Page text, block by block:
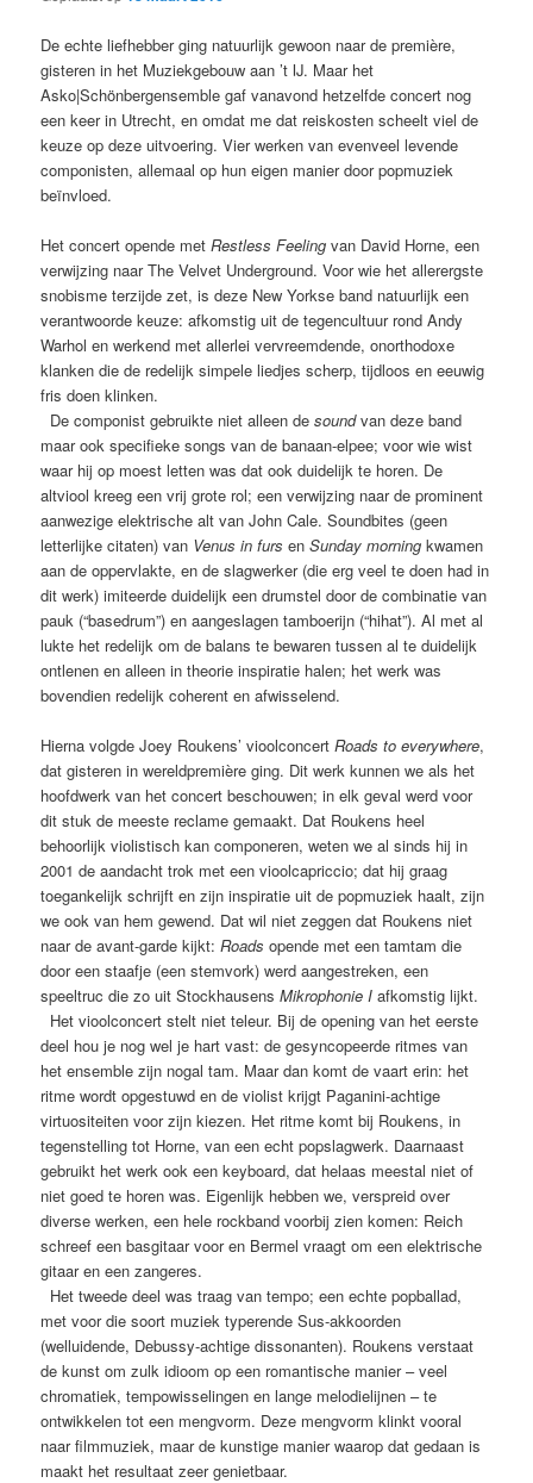
De echte liefhebber ging natuurlijk gewoon naar de première,
gisteren in het Muziekgebouw aan ’t IJ. Maar het
Asko|Schönbergensemble gaf vanavond hetzelfde concert nog
een keer in Utrecht, en omdat me dat reiskosten scheelt viel de
keuze op deze uitvoering. Vier werken van evenveel levende
componisten, allemaal op hun eigen manier door popmuziek
beïnvloed.
Het concert opende metRestless Feeling van David Horne, een
verwijzing naar The Velvet Underground. Voor wie het allerergste
snobisme terzijde zet, is deze New Yorkse band natuurlijk een
verantwoorde keuze: afkomstig uit de tegencultuur rond Andy
Warhol en werkend met allerlei vervreemdende, onorthodoxe
klanken die de redelijk simpele liedjes scherp, tijdloos en eeuwig
fris doen klinken.
De componist gebruikte niet alleen desoundvan deze band
maar ook specifieke songs van de banaan-elpee; voor wie wist
waar hij op moest letten was dat ook duidelijk te horen. De
altviool kreeg een vrij grote rol; een verwijzing naar de prominent
aanwezige elektrische alt van John Cale. Soundbites (geen
letterlijke citaten) van Venus in furs enSunday morning kwamen
aan de oppervlakte, en de slagwerker (die erg veel te doen had in
dit werk) imiteerde duidelijk een drumstel door de combinatie van
pauk (“basedrum”) en aangeslagen tamboerijn (“hihat”). Al met al
lukte het redelijk om de balans te bewaren tussen al te duidelijk
ontlenen en alleen in theorie inspiratie halen; het werk was
bovendien redelijk coherent en afwisselend.
Hierna volgde Joey Roukens’ vioolconcertRoads to everywhere,
dat gisteren in wereldpremière ging. Dit werk kunnen we als het
hoofdwerk van het concert beschouwen; in elk geval werd voor
dit stuk de meeste reclame gemaakt. Dat Roukens heel
behoorlijk violistisch kan componeren, weten we al sinds hij in
2001 de aandacht trok met een vioolcapriccio; dat hij graag
toegankelijk schrijft en zijn inspiratie uit de popmuziek haalt, zijn
we ook van hem gewend. Dat wil niet zeggen dat Roukens niet
naar de avant-garde kijkt:Roads opende met een tamtam die
door een staafje (een stemvork) werd aangestreken, een
speeltruc die zo uit StockhausensMikrophonie I afkomstig lijkt.
Het vioolconcert stelt niet teleur. Bij de opening van het eerste
deel hou je nog wel je hart vast: de gesyncopeerde ritmes van
het ensemble zijn nogal tam. Maar dan komt de vaart erin: het
ritme wordt opgestuwd en de violist krijgt Paganini-achtige
virtuositeiten voor zijn kiezen. Het ritme komt bij Roukens, in
tegenstelling tot Horne, van een echt popslagwerk. Daarnaast
gebruikt het werk ook een keyboard, dat helaas meestal niet of
niet goed te horen was. Eigenlijk hebben we, verspreid over
diverse werken, een hele rockband voorbij zien komen: Reich
schreef een basgitaar voor en Bermel vraagt om een elektrische
gitaar en een zangeres.
Het tweede deel was traag van tempo; een echte popballad,
met voor die soort muziek typerende Sus-akkoorden
(welluidende, Debussy-achtige dissonanten). Roukens verstaat
de kunst om zulk idioom op een romantische manier – veel
chromatiek, tempowisselingen en lange melodielijnen – te
ontwikkelen tot een mengvorm. Deze mengvorm klinkt vooral
naar filmmuziek, maar de kunstige manier waarop dat gedaan is
maakt het resultaat zeer genietbaar.